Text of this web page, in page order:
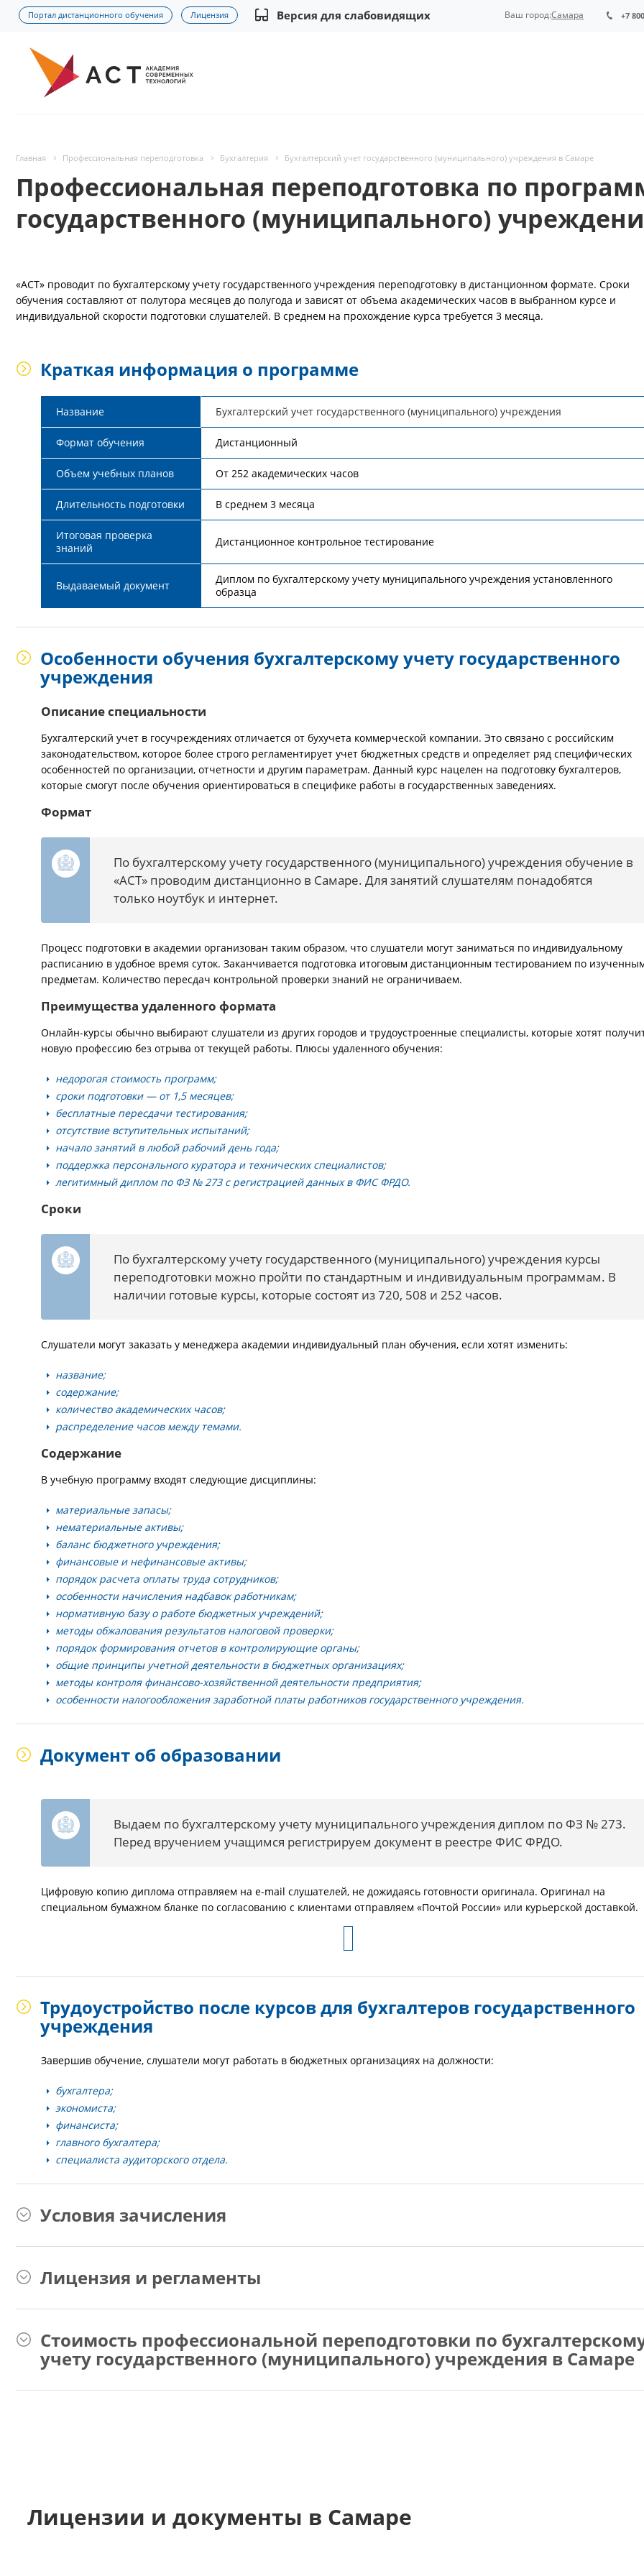
Портал дистанционного обучения Лицензия Версия для слабовидящих +7
Ваш город:Самара
Главная Профессиональная переподготовка Бухгалтерия Бухгалтерский учет государственного (муниципального) учреждения в Самаре
Профессиональная переподготовка по
государственного (муниципального)
«АСТ» проводит по бухгалтерскому учету государственного учреждения переподготовку в дистанционном формате. Сроки
обучения составляют от полутора месяцев до полугода и зависят от объема академических часов в выбранном курсе и
индивидуальной скорости подготовки слушателей. В среднем на прохождение курса требуется 3 месяца.
Краткая информация о программе
Название Бухгалтерский учет государственного (муниципального) учреждения
Формат обучения Дистанционный
Объем учебных планов От 252 академических часов
Длительность подготовки В среднем 3 месяца
Итоговая проверка
знаний
Дистанционное контрольное тестирование
Выдаваемый документ
Диплом по бухгалтерскому учету муниципального учреждения установленного
образца
Особенности обучения бухгалтерскому учету государственного
учреждения
Описание специальности
Бухгалтерский учет в госучреждениях отличается от бухучета коммерческой компании. Это связано с российским
законодательством, которое более строго регламентирует учет бюджетных средств и определяет ряд специфических
особенностей по организации, отчетности и другим параметрам. Данный курс нацелен на подготовку бухгалтеров,
которые смогут после обучения ориентироваться в специфике работы в государственных заведениях.
Формат
По бухгалтерскому учету государственного (муниципального) учреждения обучение в
«АСТ» проводим дистанционно в Самаре. Для занятий слушателям понадобятся
только ноутбук и интернет.
Процесс подготовки в академии организован таким образом, что слушатели могут заниматься по индивидуальному
расписанию в удобное время суток. Заканчивается подготовка итоговым дистанционным тестированием по
предметам. Количество пересдач контрольной проверки знаний не ограничиваем.
Преимущества удаленного формата
Онлайн-курсы обычно выбирают слушатели из других городов и трудоустроенные специалисты, которые хотят
новую профессию без отрыва от текущей работы. Плюсы удаленного обучения:
недорогая стоимость программ;
сроки подготовки — от 1,5 месяцев;
бесплатные пересдачи тестирования;
отсутствие вступительных испытаний;
начало занятий в любой рабочий день года;
поддержка персонального куратора и технических специалистов;
легитимный диплом по ФЗ № 273 с регистрацией данных в ФИС ФРДО.
Сроки
По бухгалтерскому учету государственного (муниципального) учреждения курсы
переподготовки можно пройти по стандартным и индивидуальным программам. В
наличии готовые курсы, которые состоят из 720, 508 и 252 часов.
Слушатели могут заказать у менеджера академии индивидуальный план обучения, если хотят изменить:
название;
содержание;
количество академических часов;
распределение часов между темами.
Содержание
В учебную программу входят следующие дисциплины:
материальные запасы;
нематериальные активы;
баланс бюджетного учреждения;
финансовые и нефинансовые активы;
порядок расчета оплаты труда сотрудников;
особенности начисления надбавок работникам;
нормативную базу о работе бюджетных учреждений;
методы обжалования результатов налоговой проверки;
порядок формирования отчетов в контролирующие органы;
общие принципы учетной деятельности в бюджетных организациях;
методы контроля финансово-хозяйственной деятельности предприятия;
особенности налогообложения заработной платы работников государственного учреждения.
Документ об образовании
Выдаем по бухгалтерскому учету муниципального учреждения диплом по ФЗ № 273.
Перед вручением учащимся регистрируем документ в реестре ФИС ФРДО.
Цифровую копию диплома отправляем на e-mail слушателей, не дожидаясь готовности оригинала. Оригинал на
специальном бумажном бланке по согласованию с клиентами отправляем «Почтой России» или курьерской доставкой.
Трудоустройство после курсов для бухгалтеров государственного
учреждения
Завершив обучение, слушатели могут работать в бюджетных организациях на должности:
бухгалтера;
экономиста;
финансиста;
главного бухгалтера;
специалиста аудиторского отдела.
Условия зачисления
Лицензия и регламенты
Стоимость профессиональной переподготовки по
учету государственного (муниципального) учреждения в Самаре
Лицензии и документы в Самаре